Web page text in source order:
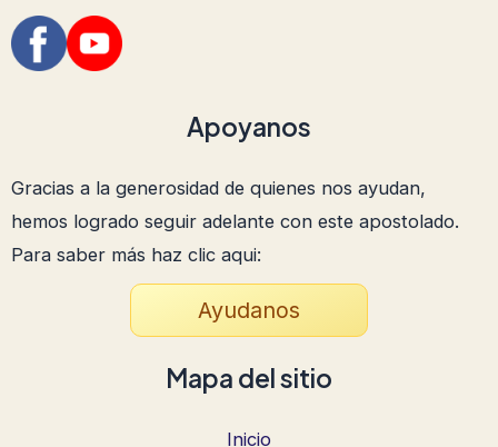
Apoyanos
Gracias a la generosidad de quienes nos ayudan,
hemos logrado seguir adelante con este apostolado.
Para saber más haz clic aqui:
Ayudanos
Mapa del sitio
Inicio